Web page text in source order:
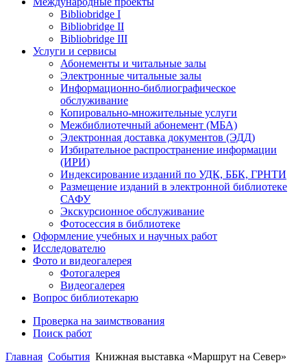
Bibliobridge I
Bibliobridge II
Bibliobridge III
Услуги и сервисы
Абонементы и читальные залы
Электронные читальные залы
Информационно-библиографическое
обслуживание
Копировально-множительные услуги
Межбиблиотечный абонемент (МБА)
Электронная доставка документов (ЭДД)
Избирательное распространение информации
(ИРИ)
Индексирование изданий по УДК, ББК, ГРНТИ
Размещение изданий в электронной библиотеке
САФУ
Экскурсионное обслуживание
Фотосессия в библиотеке
Оформление учебных и научных работ
Исследователю
Фото и видеогалерея
Фотогалерея
Видеогалерея
Вопрос библиотекарю
Проверка на заимствования
Поиск работ
Главная События Книжная выставка «Маршрут на Север»